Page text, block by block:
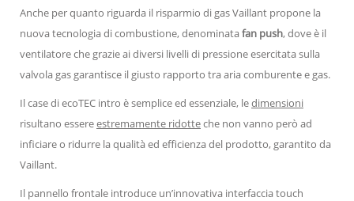
Anche per quanto riguarda il risparmio di gas Vaillant propone la
nuova tecnologia di combustione, denominatafan push, dove è il
ventilatore che grazie ai diversi livelli di pressione esercitata sulla
valvola gas garantisce il giusto rapporto tra aria comburente e gas.
Il case di ecoTEC intro è semplice ed essenziale, ledimensioni
risultano essereestremamente ridotteche non vanno però ad
inficiare o ridurre la qualità ed efficienza del prodotto, garantito da
Vaillant.
Il pannello frontale introduce un’innovativa interfaccia touch